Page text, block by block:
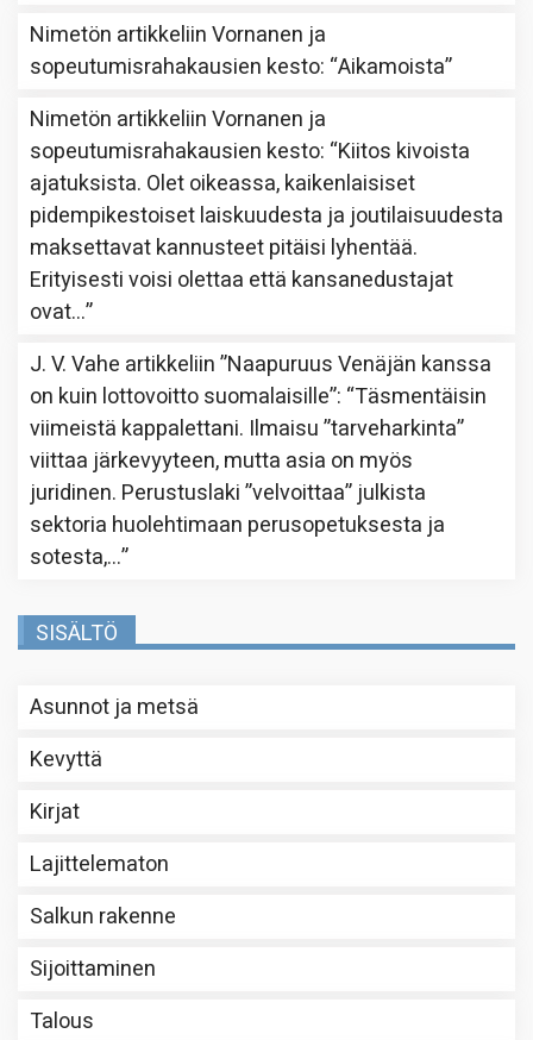
Nimetön artikkeliinVornanen ja
sopeutumisrahakausien kesto: “Aikamoista”
Nimetön artikkeliinVornanen ja
sopeutumisrahakausien kesto: “Kiitos kivoista
ajatuksista. Olet oikeassa, kaikenlaisiset
pidempikestoiset laiskuudesta ja joutilaisuudesta
maksettavat kannusteet pitäisi lyhentää.
Erityisesti voisi olettaa että kansanedustajat
ovat…”
J. V. Vahe artikkeliin”Naapuruus Venäjän kanssa
on kuin lottovoitto suomalaisille”: “Täsmentäisin
viimeistä kappalettani. Ilmaisu ”tarveharkinta”
viittaa järkevyyteen, mutta asia on myös
juridinen. Perustuslaki ”velvoittaa” julkista
sektoria huolehtimaan perusopetuksesta ja
sotesta,…”
SISÄLTÖ
Asunnot ja metsä
Kevyttä
Kirjat
Lajittelematon
Salkun rakenne
Sijoittaminen
Talous